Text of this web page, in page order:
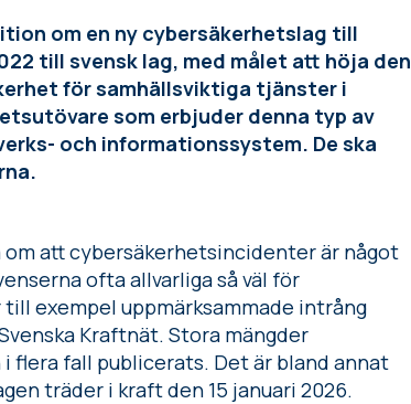
om en ny cybersäkerhetslag till
till svensk lag, med målet att höja den
för samhällsviktiga tjänster i
som erbjuder denna typ av
och informationssystem. De ska
att cybersäkerhetsincidenter är något
ofta allvarliga så väl för
exempel uppmärksammade intrång
Kraftnät. Stora mängder
flera fall publicerats. Det är bland annat
träder i kraft den 15 januari 2026.